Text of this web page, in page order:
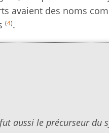
avaient des noms
(4).
fut aussi le précurseur du